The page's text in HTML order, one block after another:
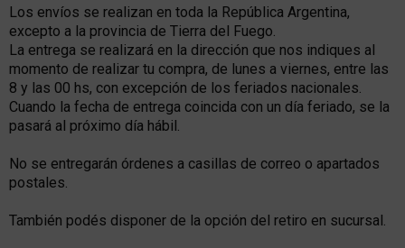
Los envíos se realizan en toda la República Argentina,
excepto a la provincia de Tierra del Fuego.
La entrega se realizará en la dirección que nos indiques al
momento de realizar tu compra, de lunes a viernes, entre las
8 y las 00 hs, con excepción de los feriados nacionales.
Cuando la fecha de entrega coincida con un día feriado, se la
pasará al próximo día hábil.
No se entregarán órdenes a casillas de correo o apartados
postales.
También podés disponer de la opción del retiro en sucursal.